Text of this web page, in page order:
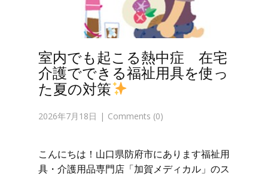
室内でも起こる熱中症 在宅
介護でできる福祉用具を使っ
た夏の対策
2026年7月18日 Comments (0)
こんにちは！山口県防府市にあります福祉用
具・介護用品専門店「加賀メディカル」のス